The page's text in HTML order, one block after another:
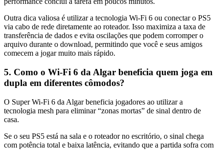
Outra dica valiosa é utilizar a tecnologia Wi-Fi 6 ou conectar o PS5
via cabo de rede diretamente ao roteador. Isso maximiza a taxa de
transferência de dados e evita oscilações que podem corromper o
arquivo durante o download, permitindo que você e seus amigos
comecem a jogar muito mais rápido.
5. Como o Wi-Fi 6 da Algar beneficia quem joga em
dupla em diferentes cômodos?
O Super Wi-Fi 6 da Algar beneficia jogadores ao utilizar a
tecnologia mesh para eliminar “zonas mortas” de sinal dentro de
casa.
Se o seu PS5 está na sala e o roteador no escritório, o sinal chega
com potência total e baixa latência, evitando que a partida sofra com